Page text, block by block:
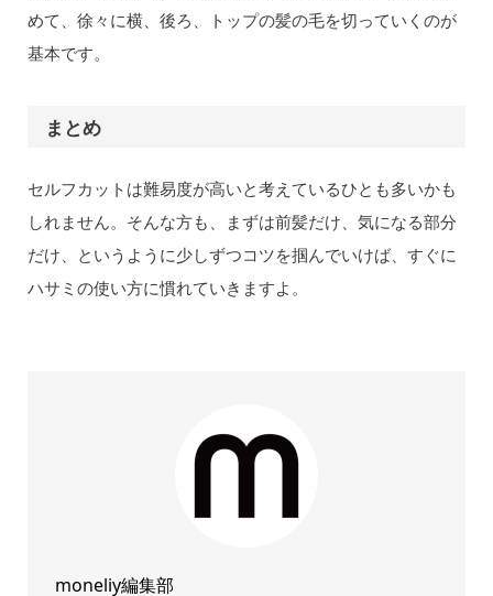
めて、徐々に横、後ろ、トップの髪の毛を切っていくのが
基本です。
まとめ
セルフカットは難易度が高いと考えているひとも多いかも
しれません。そんな方も、まずは前髪だけ、気になる部分
だけ、というように少しずつコツを掴んでいけば、すぐに
ハサミの使い方に慣れていきますよ。
moneliy編集部